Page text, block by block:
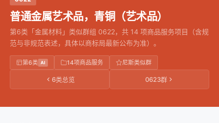
普通金属艺术品，青铜（艺术品）
第6类「金属材料」类似群组 0622，共 14 项商品服务项目（含规
范与非规范表述，具体以商标局最新公布为准）。
第6类 AI 14项商品服务 尼斯类似群
6类总览 0623群